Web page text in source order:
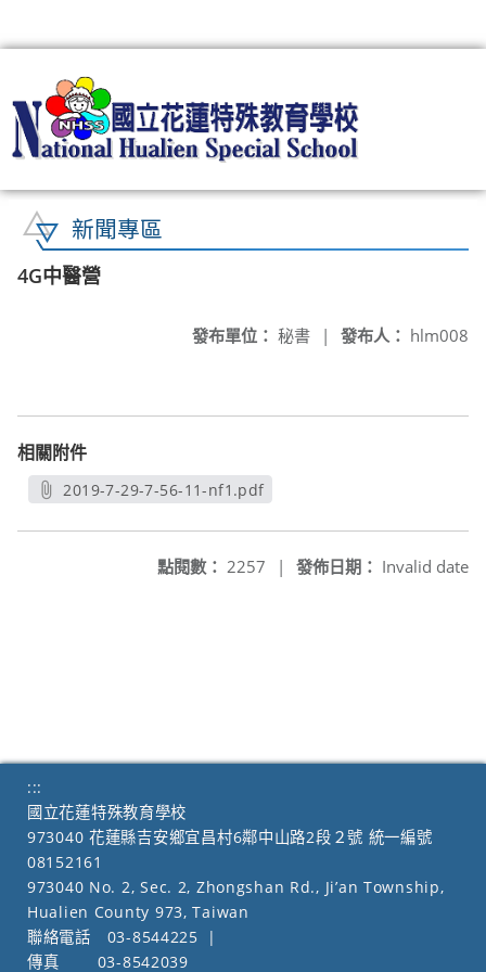
新聞專區
4G中醫營
發布人： hlm008
發布單位： 秘書 |
相關附件
2019-7-29-7-56-11-nf1.pdf
發佈日期： Invalid date
點閱數： 2257 |
:::
國立花蓮特殊教育學校
973040 花蓮縣吉安鄉宜昌村6鄰中山路2段２號 統一編號
08152161
973040 No. 2, Sec. 2, Zhongshan Rd., Ji’an Township,
Hualien County 973, Taiwan
聯絡電話
03-8544225
|
傳真
03-8542039